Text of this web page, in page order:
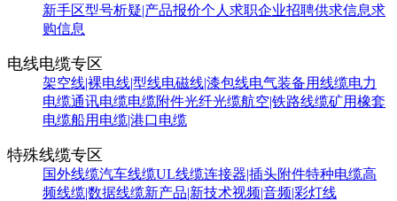
新手区型号析疑|产品报价个人求职企业招聘供求信息求
购信息
电线电缆专区
架空线|裸电线|型线电磁线|漆包线电气装备用线缆电力
电缆通讯电缆电缆附件光纤光缆航空|铁路线缆矿用橡套
电缆船用电缆|港口电缆
特殊线缆专区
国外线缆汽车线缆UL线缆连接器|插头附件特种电缆高
频线缆|数据线缆新产品|新技术视频|音频|彩灯线